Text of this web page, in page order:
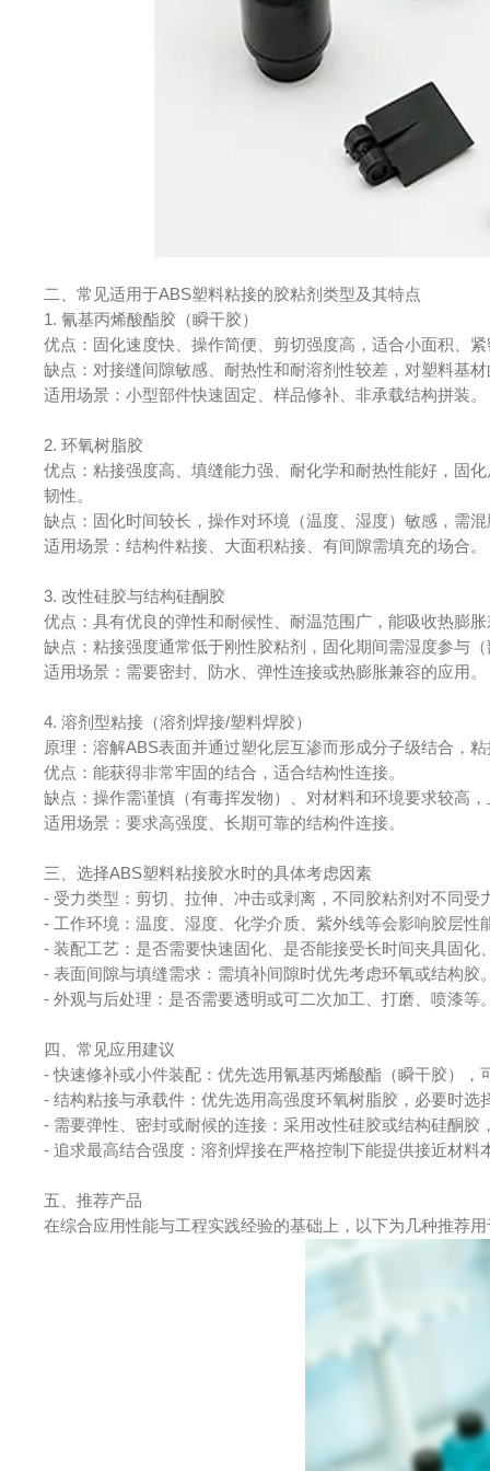
二、常见适用于ABS塑料粘接的胶粘剂类型及其特点
1. 氰基丙烯酸酯胶（瞬干胶）
优点：固化速度快、操作简便、剪切强度高，适合小面积、
缺点：对接缝间隙敏感、耐热性和耐溶剂性较差，对塑料基
适用场景：小型部件快速固定、样品修补、非承载结构拼装。
2. 环氧树脂胶
优点：粘接强度高、填缝能力强、耐化学和耐热性能好，固
韧性。
缺点：固化时间较长，操作对环境（温度、湿度）敏感，需
适用场景：结构件粘接、大面积粘接、有间隙需填充的场合。
3. 改性硅胶与结构硅酮胶
优点：具有优良的弹性和耐候性、耐温范围广，能吸收热膨
缺点：粘接强度通常低于刚性胶粘剂，固化期间需湿度参与
适用场景：需要密封、防水、弹性连接或热膨胀兼容的应用。
4. 溶剂型粘接（溶剂焊接/塑料焊胶）
原理：溶解ABS表面并通过塑化层互渗而形成分子级结合，
优点：能获得非常牢固的结合，适合结构性连接。
缺点：操作需谨慎（有毒挥发物）、对材料和环境要求较高
适用场景：要求高强度、长期可靠的结构件连接。
三、选择ABS塑料粘接胶水时的具体考虑因素
- 受力类型：剪切、拉伸、冲击或剥离，不同胶粘剂对不同
- 工作环境：温度、湿度、化学介质、紫外线等会影响胶层
- 装配工艺：是否需要快速固化、是否能接受长时间夹具固
- 表面间隙与填缝需求：需填补间隙时优先考虑环氧或结构
- 外观与后处理：是否需要透明或可二次加工、打磨、喷漆等
四、常见应用建议
- 快速修补或小件装配：优先选用氰基丙烯酸酯（瞬干胶）
- 结构粘接与承载件：优先选用高强度环氧树脂胶，必要时
- 需要弹性、密封或耐候的连接：采用改性硅胶或结构硅酮
- 追求最高结合强度：溶剂焊接在严格控制下能提供接近材
五、推荐产品
在综合应用性能与工程实践经验的基础上，以下为几种推荐